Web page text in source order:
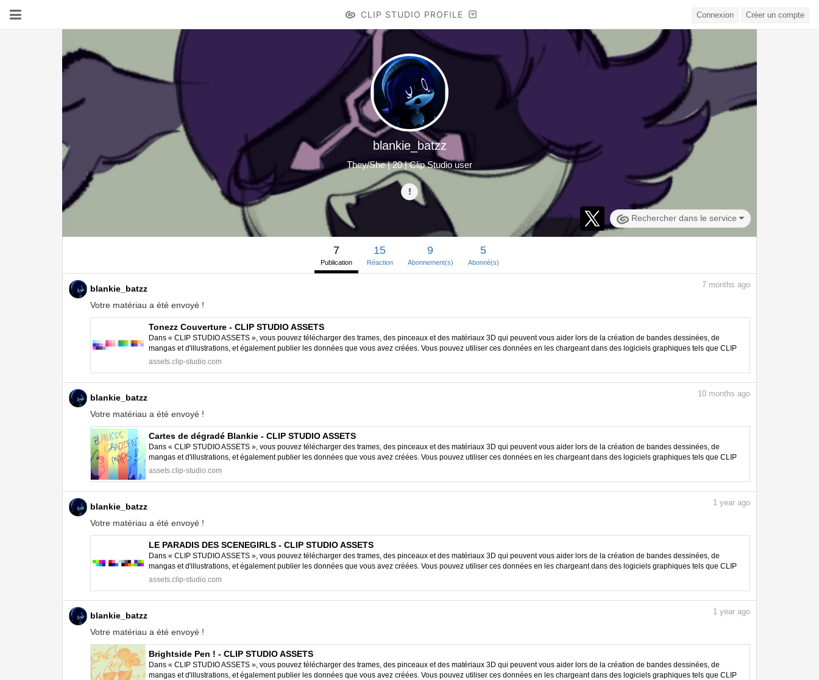
CLIP STUDIO PROFILE Connexion Créer un compte
blankie_batzz
They/She | 20 | Clip Studio user
Rechercher dans le service
7
Publication
15
Réaction
9
Abonnement(s)
5
Abonné(s)
blankie_batzz
Votre matériau a été envoyé !
7 months ago
Tonezz Couverture - CLIP STUDIO ASSETS
Dans « CLIP STUDIO ASSETS », vous pouvez télécharger des trames, des pinceaux et des matériaux 3D qui peuvent vous aider lors de la création de bandes dessinées, de
mangas et d'illustrations, et également publier les données que vous avez créées. Vous pouvez utiliser ces données en les chargeant dans des logiciels graphiques tels que CLIP
STUDIO PAINT.
assets.clip-studio.com
blankie_batzz
Votre matériau a été envoyé !
10 months ago
Cartes de dégradé Blankie - CLIP STUDIO ASSETS
Dans « CLIP STUDIO ASSETS », vous pouvez télécharger des trames, des pinceaux et des matériaux 3D qui peuvent vous aider lors de la création de bandes dessinées, de
mangas et d'illustrations, et également publier les données que vous avez créées. Vous pouvez utiliser ces données en les chargeant dans des logiciels graphiques tels que CLIP
STUDIO PAINT.
assets.clip-studio.com
blankie_batzz
Votre matériau a été envoyé !
1 year ago
LE PARADIS DES SCENEGIRLS - CLIP STUDIO ASSETS
Dans « CLIP STUDIO ASSETS », vous pouvez télécharger des trames, des pinceaux et des matériaux 3D qui peuvent vous aider lors de la création de bandes dessinées, de
mangas et d'illustrations, et également publier les données que vous avez créées. Vous pouvez utiliser ces données en les chargeant dans des logiciels graphiques tels que CLIP
STUDIO PAINT.
assets.clip-studio.com
blankie_batzz
Votre matériau a été envoyé !
1 year ago
Brightside Pen ! - CLIP STUDIO ASSETS
Dans « CLIP STUDIO ASSETS », vous pouvez télécharger des trames, des pinceaux et des matériaux 3D qui peuvent vous aider lors de la création de bandes dessinées, de
mangas et d'illustrations, et également publier les données que vous avez créées. Vous pouvez utiliser ces données en les chargeant dans des logiciels graphiques tels que CLIP